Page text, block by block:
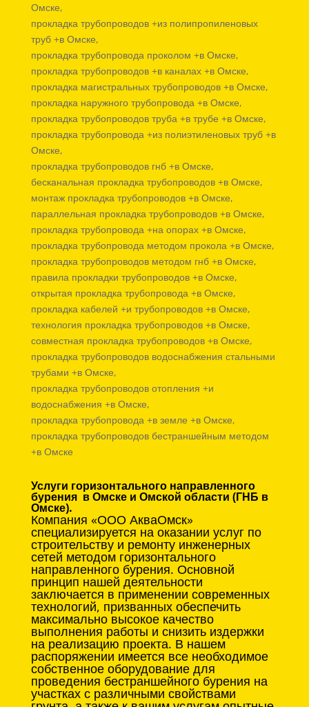
Омске,
прокладка трубопроводов +из полипропиленовых
труб +в Омске,
прокладка трубопровода проколом +в Омске,
прокладка трубопроводов +в каналах +в Омске,
прокладка магистральных трубопроводов +в Омске,
прокладка наружного трубопровода +в Омске,
прокладка трубопроводов труба +в трубе +в Омске,
прокладка трубопровода +из полиэтиленовых труб +в
Омске,
прокладка трубопроводов гнб +в Омске,
бесканальная прокладка трубопроводов +в Омске,
монтаж прокладка трубопроводов +в Омске,
параллельная прокладка трубопроводов +в Омске,
прокладка трубопровода +на опорах +в Омске,
прокладка трубопровода методом прокола +в Омске,
прокладка трубопроводов методом гнб +в Омске,
правила прокладки трубопроводов +в Омске,
открытая прокладка трубопровода +в Омске,
прокладка кабелей +и трубопроводов +в Омске,
технология прокладка трубопроводов +в Омске,
совместная прокладка трубопроводов +в Омске,
прокладка трубопроводов водоснабжения стальными
трубами +в Омске,
прокладка трубопроводов отопления +и
водоснабжения +в Омске,
прокладка трубопровода +в земле +в Омске,
прокладка трубопроводов бестраншейным методом
+в Омске
Услуги горизонтального направленного
бурения в Омске и Омской области (ГНБ в
Омске).
Компания «ООО АкваОмск»
специализируется на оказании услуг по
строительству и ремонту инженерных
сетей методом горизонтального
направленного бурения. Основной
принцип нашей деятельности
заключается в применении современных
технологий, призванных обеспечить
максимально высокое качество
выполнения работы и снизить издержки
на реализацию проекта. В нашем
распоряжении имеется все необходимое
собственное оборудование для
проведения бестраншейного бурения на
участках с различными свойствами